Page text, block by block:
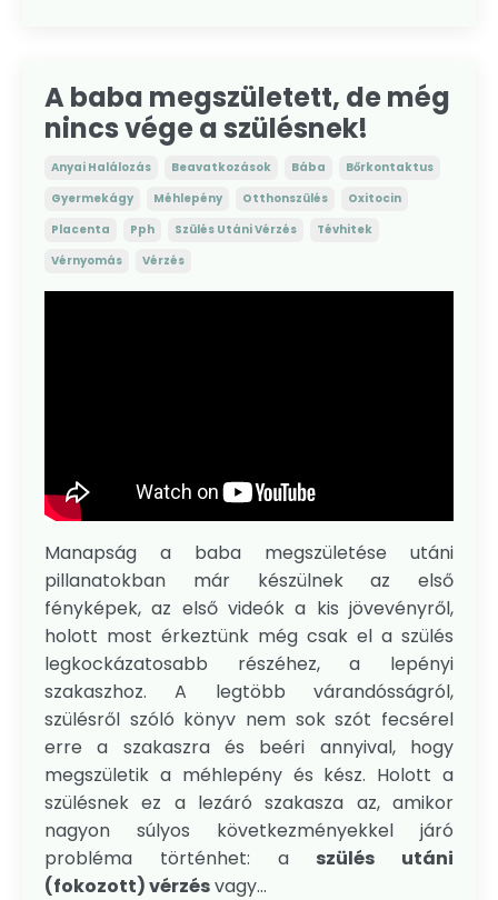
A baba megszületett, de még
nincs vége a szülésnek!
Anyai Halálozás Beavatkozások Bába
Bőrkontaktus
Gyermekágy
Méhlepény Otthonszülés
Oxitocin
Placenta
Pph Szülés Utáni Vérzés
Tévhitek
Vérnyomás
Vérzés
Manapság a baba megszületése utáni
pillanatokban már készülnek az első
fényképek, az első videók a kis jövevényről,
holott most érkeztünk még csak el a szülés
legkockázatosabb részéhez, a lepényi
szakaszhoz. A legtöbb várandósságról,
szülésről szóló könyv nem sok szót fecsérel
erre a szakaszra és beéri annyival, hogy
megszületik a méhlepény és kész. Holott a
szülésnek ez a lezáró szakasza az, amikor
nagyon súlyos következményekkel járó
probléma történhet: a szülés utáni
(fokozott) vérzésvagy...